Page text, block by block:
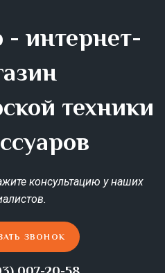
- интернет-
техники
консультацию у наших
ЗВОНОК